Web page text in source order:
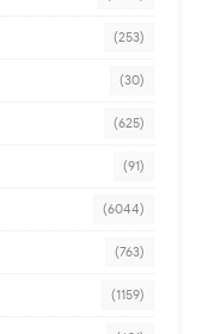
(253)
(30)
(625)
(91)
(6044)
(763)
(1159)